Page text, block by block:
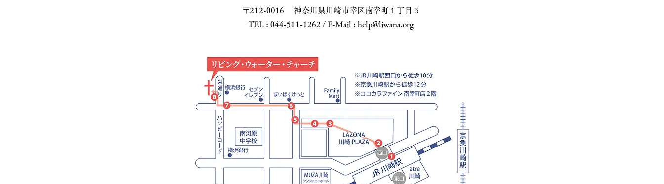
〒212-0016 神奈川県川崎市幸区南幸町１丁目５
TEL : 044-511-1262 / E-Mail : help@liwana.org